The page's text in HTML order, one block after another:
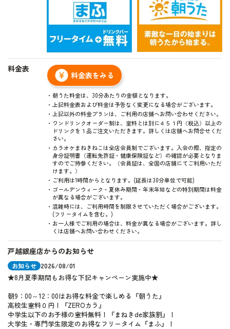
料金表
料金表をみる
朝うた料金は、30分あたりの金額となります。
上記料金表および料金は予告なく変更になる場合がございます。
上記以外の料金プランは、ご利用の店舗へお問い合わせください。
ワンドリンクオーダー制は、室料とは別に４５１円（税込）以上の
ドリンクを１品ご注文いただきます。詳しくは店舗へお問合せくだ
さい。
カラオケまねきねこは全店会員制でございます。入会の際、指定の
身分証明書（運転免許証・健康保険証など）の確認が必要となりま
すのでご持参ください。（会員証は、全国の店舗にてご利用いただ
けます。）
ご利用は1時間からとなります。(延長は30分単位で可能)
ゴールデンウィーク・夏休み期間・年末年始などの特別期間は料金
が異なる場合がございます。
混雑時には、ご利用時間を制限させていただく場合がございます。
(フリータイムを含む。)
お一人様でご利用の場合は、料金が異なる場合がございます。詳し
くは店舗へお問い合わせください。
戸越銀座店からのお知らせ
お知らせ 2026/08/01
★8月夏季期間もお得な下記キャンペーン実施中★
朝9：00～12：00はお得な料金で楽しめる『朝うた』
高校生室料０円！『ZEROカラ』
中学生以下のお子様の室料無料！『まねきde家族割』！
大学生・専門学生限定のお得なフリータイム『まふ』！